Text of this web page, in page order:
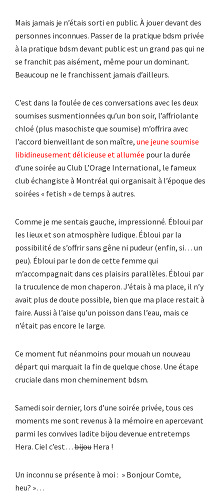
Mais jamais je n’étais sorti en public. À jouer devant des
personnes inconnues. Passer de la pratique bdsm privée
à la pratique bdsm devant public est un grand pas qui ne
se franchit pas aisément, même pour un dominant.
Beaucoup ne le franchissent jamais d’ailleurs.
C’est dans la foulée de ces conversations avec les deux
soumises susmentionnées qu’un bon soir, l’affriolante
chloé (plus masochiste que soumise) m’offrira avec
l’accord bienveillant de son maître, une jeune soumise
libidineusement délicieuse et allumée pour la durée
d’une soirée au Club L’Orage International, le fameux
club échangiste à Montréal qui organisait à l’époque des
soirées « fetish » de temps à autres.
Comme je me sentais gauche, impressionné. Ébloui par
les lieux et son atmosphère ludique. Ébloui par la
possibilité de s’offrir sans gêne ni pudeur (enfin, si… un
peu). Ébloui par le don de cette femme qui
m’accompagnait dans ces plaisirs parallèles. Ébloui par
la truculence de mon chaperon. J’étais à ma place, il n’y
avait plus de doute possible, bien que ma place restait à
faire. Aussi à l’aise qu’un poisson dans l’eau, mais ce
n’était pas encore le large.
Ce moment fut néanmoins pour mouah un nouveau
départ qui marquait la fin de quelque chose. Une étape
cruciale dans mon cheminement bdsm.
Samedi soir dernier, lors d’une soirée privée, tous ces
moments me sont revenus à la mémoire en apercevant
parmi les convives ladite bijou devenue entretemps
Hera. Ciel c’est… bijou Hera !
Un inconnu se présente à moi : » Bonjour Comte,
heu? »…